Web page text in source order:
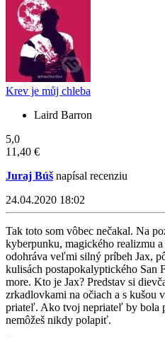
Krev je můj chleba
Laird Barron
5,0
11,40 €
Juraj Búš napísal recenziu
24.04.2020 18:02
Tak toto som vôbec nečakal. Na
kyberpunku, magického realizmu
odohráva veľmi silný príbeh Jax,
kulisách postapokalyptického San
more. Kto je Jax? Predstav si
zrkadlovkami na očiach a s kušou
priateľ. Ako tvoj nepriateľ by bola
nemôžeš nikdy polapiť.